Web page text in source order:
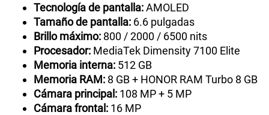
Tecnología de pantalla:AMOLED
Tamaño de pantalla: 6.6 pulgadas
Brillo máximo: 800 / 2000 / 6500 nits
Procesador: MediaTek Dimensity 7100 Elite
Memoria interna: 512 GB
Memoria RAM: 8 GB + HONOR RAM Turbo 8 GB
Cámara principal: 108 MP + 5 MP
Cámara frontal: 16 MP